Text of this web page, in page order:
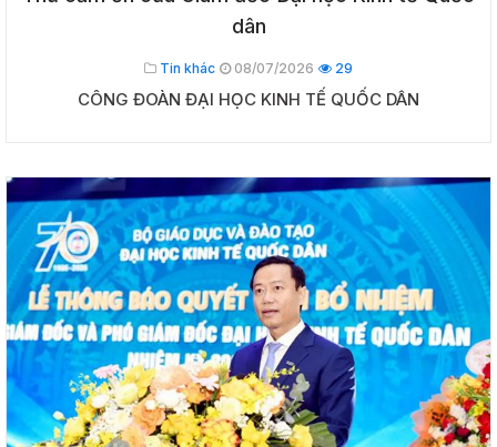
dân
Tin khác 08/07/2026 29
CÔNG ĐOÀN ĐẠI HỌC KINH TẾ QUỐC DÂN